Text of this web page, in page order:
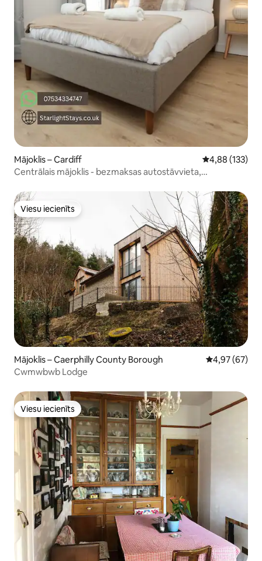
Mājoklis – Cardiff Vidējais
4,88 (133)
Centrālais mājoklis - bezmaksas autostāvvieta,
Viesu iecienīts
Viesu iecienīts
Mājoklis – Caerphilly County Borough Vidējais
4,97 (67)
Cwmwbwb Lodge
Viesu iecienīts
Viesu iecienīts